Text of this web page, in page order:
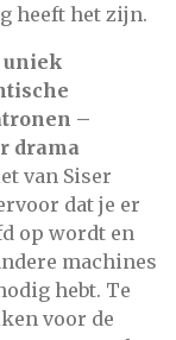
heeft het zijn.
uniek
–
drama
van Siser
dat je er
op wordt en
machines
hebt. Te
voor de